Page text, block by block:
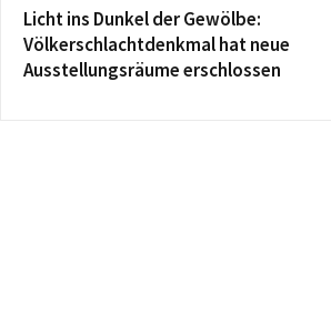
Licht ins Dunkel der Gewölbe:
Völkerschlachtdenkmal hat neue
Ausstellungsräume erschlossen